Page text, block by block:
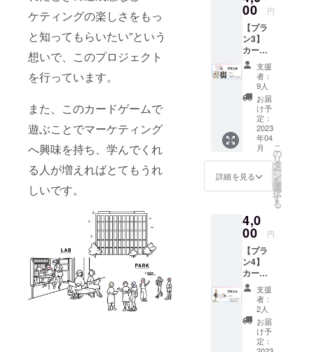
ケティングの楽しさをもっ
と知ってもらいたい”という
想いで、このプロジェクト
を行っています。
また、このカードゲームで
遊ぶことでマーケティング
へ興味を持ち、学んでくれ
る人が増えればとてもうれ
しいです。
が尊す
ぎるの
で商品
開発し
てみ
た」
カード
ゲーム
本体（1
個）
【「推
しが尊
すぎる
ので商
品開発
してみ
本体内
容一
覧】 計
112枚
アイド
ルカー
ド12枚
ター
ゲット
カード
24枚 製
品カー
がホワ
イト
ボード
になっ
ている
のでお
名前を
書くこ
とがで
きま
す。 内
容物
「推し
が尊す
ぎるの
で商品
カード
ゲーム
本体（1
個） ＋
メン
バーの
手書き
レター
＋社員
証風
カード
12枚
00 円
【プラ
ン3】
カード
ゲーム
製品本
体、手
書きレ
ター、
アイド
ルカー
ドのキ
ラキラ
バー
ジョン
12枚
セット
けしま
す！ 内
容物
「推し
が尊す
ぎるの
で商品
開発し
てみ
た」
カード
ゲーム
支援
者：
9人
お届
け予
定：
2023
年04
月
詳細を見る
こ
の
リ
タ
ー
ン
を
選
択
す
る
4,0
00 円
【プラ
ン4】
カード
ゲーム
製品本
体、手
書きレ
ター、
アイド
支援
者：
2人
お届
け予
定：